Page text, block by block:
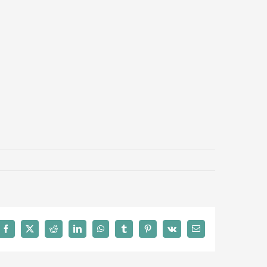
Facebook
X Reddit LinkedInWhatsAppTumblrPinterest
Vk Email